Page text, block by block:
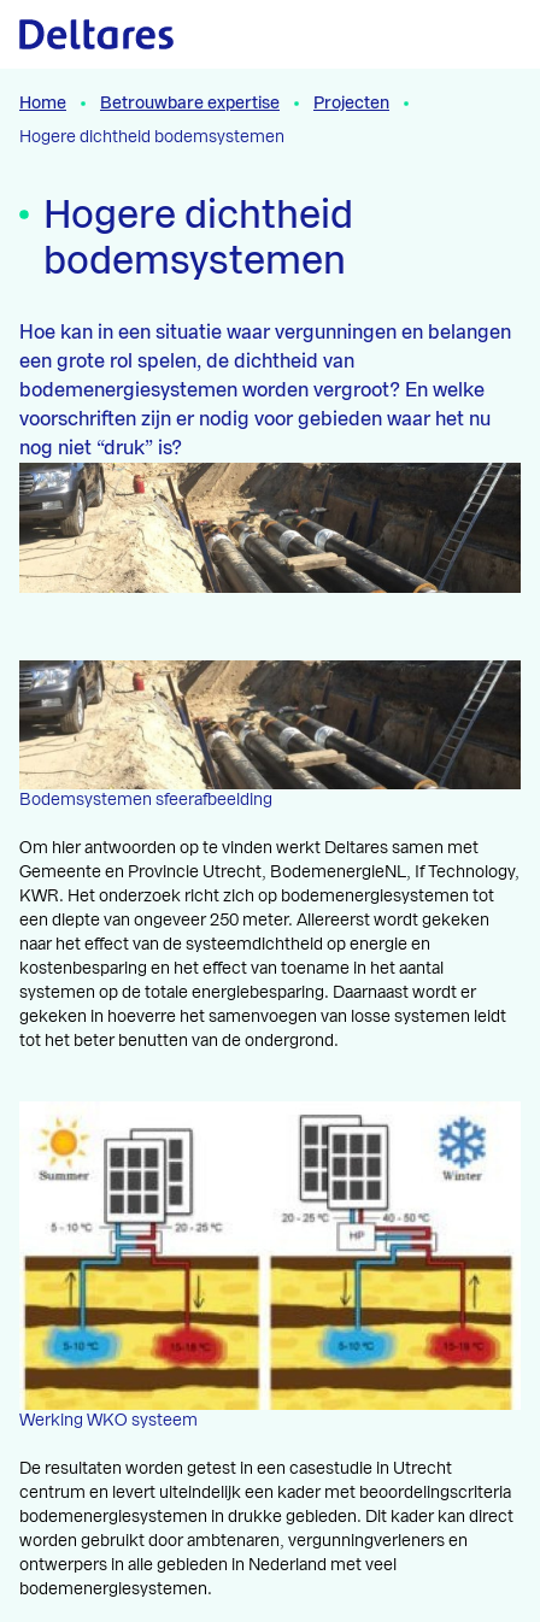
Naar hoofdcontent
Home Betrouwbare expertise
Projecten
Hogere dichtheid bodemsystemen
Hogere dichtheid
bodemsystemen
Hoe kan in een situatie waar vergunningen en belangen
een grote rol spelen, de dichtheid van
bodemenergiesystemen worden vergroot? En welke
voorschriften zijn er nodig voor gebieden waar het nu
nog niet “druk” is?
Bodemsystemen sfeerafbeelding
Om hier antwoorden op te vinden werkt Deltares samen met
Gemeente en Provincie Utrecht, BodemenergieNL, If Technology,
KWR. Het onderzoek richt zich op bodemenergiesystemen tot
een diepte van ongeveer 250 meter. Allereerst wordt gekeken
naar het effect van de systeemdichtheid op energie en
kostenbesparing en het effect van toename in het aantal
systemen op de totale energiebesparing. Daarnaast wordt er
gekeken in hoeverre het samenvoegen van losse systemen leidt
tot het beter benutten van de ondergrond.
Werking WKO systeem
De resultaten worden getest in een casestudie in Utrecht
centrum en levert uiteindelijk een kader met beoordelingscriteria
bodemenergiesystemen in drukke gebieden. Dit kader kan direct
worden gebruikt door ambtenaren, vergunningverleners en
ontwerpers in alle gebieden in Nederland met veel
bodemenergiesystemen.